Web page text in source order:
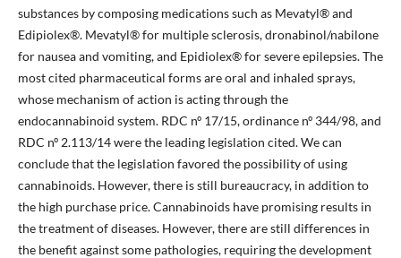
substances by composing medications such as Mevatyl® and
Edipiolex®. Mevatyl® for multiple sclerosis, dronabinol/nabilone
for nausea and vomiting, and Epidiolex® for severe epilepsies. The
most cited pharmaceutical forms are oral and inhaled sprays,
whose mechanism of action is acting through the
endocannabinoid system. RDC nº 17/15, ordinance nº 344/98, and
RDC nº 2.113/14 were the leading legislation cited. We can
conclude that the legislation favored the possibility of using
cannabinoids. However, there is still bureaucracy, in addition to
the high purchase price. Cannabinoids have promising results in
the treatment of diseases. However, there are still differences in
the benefit against some pathologies, requiring the development